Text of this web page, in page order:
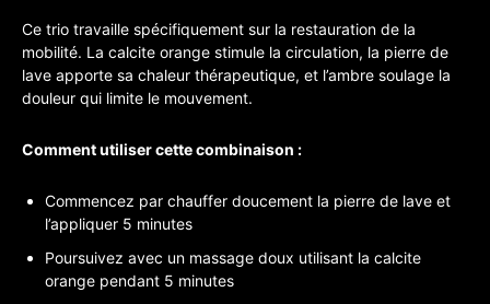
Ce trio travaille spécifiquement sur la restauration de la
mobilité. La calcite orange stimule la circulation, la pierre de
lave apporte sa chaleur thérapeutique, et l’ambre soulage la
douleur qui limite le mouvement.
Comment utiliser cette combinaison :
Commencez par chauffer doucement la pierre de lave et
l’appliquer 5 minutes
Poursuivez avec un massage doux utilisant la calcite
orange pendant 5 minutes